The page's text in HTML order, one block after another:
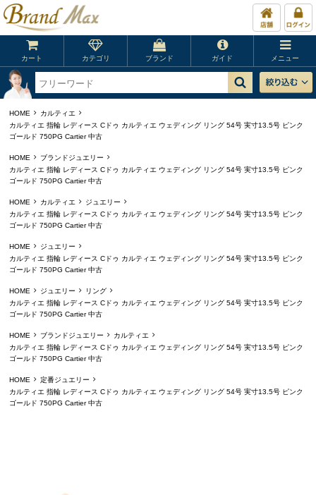
カート カテゴリ ブランド ガイド メニュー
HOME
カルティエ
カルティエ 指輪 レディース Cドゥ カルティエ ウェディング リング 54号 実寸13.5号 ピンク
ゴールド 750PG Cartier 中古
HOME
ブランドジュエリー
カルティエ 指輪 レディース Cドゥ カルティエ ウェディング リング 54号 実寸13.5号 ピンク
ゴールド 750PG Cartier 中古
HOME カルティエ
ジュエリー
カルティエ 指輪 レディース Cドゥ カルティエ ウェディング リング 54号 実寸13.5号 ピンク
ゴールド 750PG Cartier 中古
HOME
ジュエリー
カルティエ 指輪 レディース Cドゥ カルティエ ウェディング リング 54号 実寸13.5号 ピンク
ゴールド 750PG Cartier 中古
HOME ジュエリー
リング
カルティエ 指輪 レディース Cドゥ カルティエ ウェディング リング 54号 実寸13.5号 ピンク
ゴールド 750PG Cartier 中古
HOME ブランドジュエリー
カルティエ
カルティエ 指輪 レディース Cドゥ カルティエ ウェディング リング 54号 実寸13.5号 ピンク
ゴールド 750PG Cartier 中古
HOME
定番ジュエリー
カルティエ 指輪 レディース Cドゥ カルティエ ウェディング リング 54号 実寸13.5号 ピンク
ゴールド 750PG Cartier 中古